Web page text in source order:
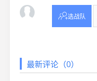
选战队
最新评论（0）